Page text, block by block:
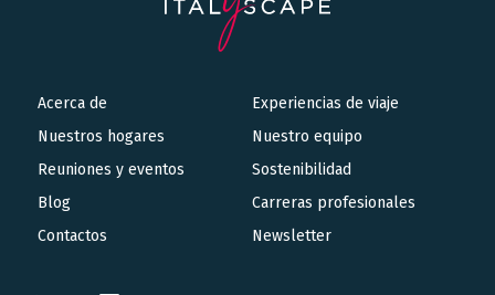
Main
navigation
Acerca de
Experiencias de viaje
Nuestros hogares
Nuestro equipo
Reuniones y eventos
Sostenibilidad
Blog
Carreras profesionales
Contactos
Newsletter